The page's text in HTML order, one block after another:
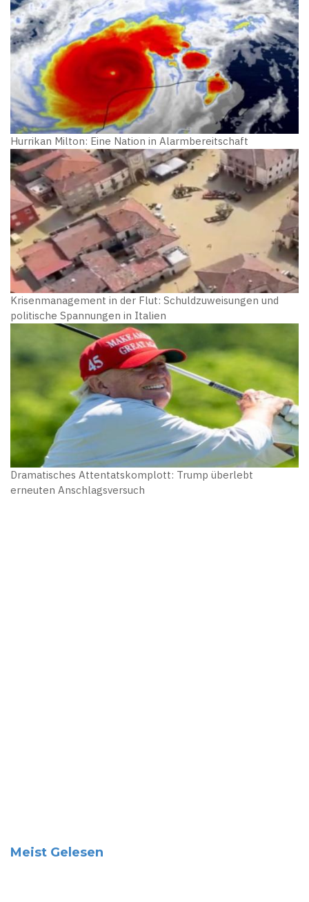
Hurrikan Milton: Eine Nation in Alarmbereitschaft
Krisenmanagement in der Flut: Schuldzuweisungen und
politische Spannungen in Italien
Dramatisches Attentatskomplott: Trump überlebt
erneuten Anschlagsversuch
Meist Gelesen